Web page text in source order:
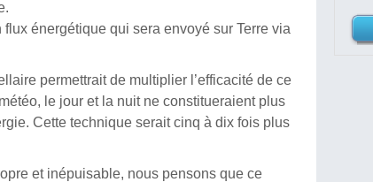
énergétique qui sera envoyé sur Terre via
permettrait de multiplier l’efficacité de ce
le jour et la nuit ne constitueraient plus
Cette technique serait cinq à dix fois plus
et inépuisable, nous pensons que ce